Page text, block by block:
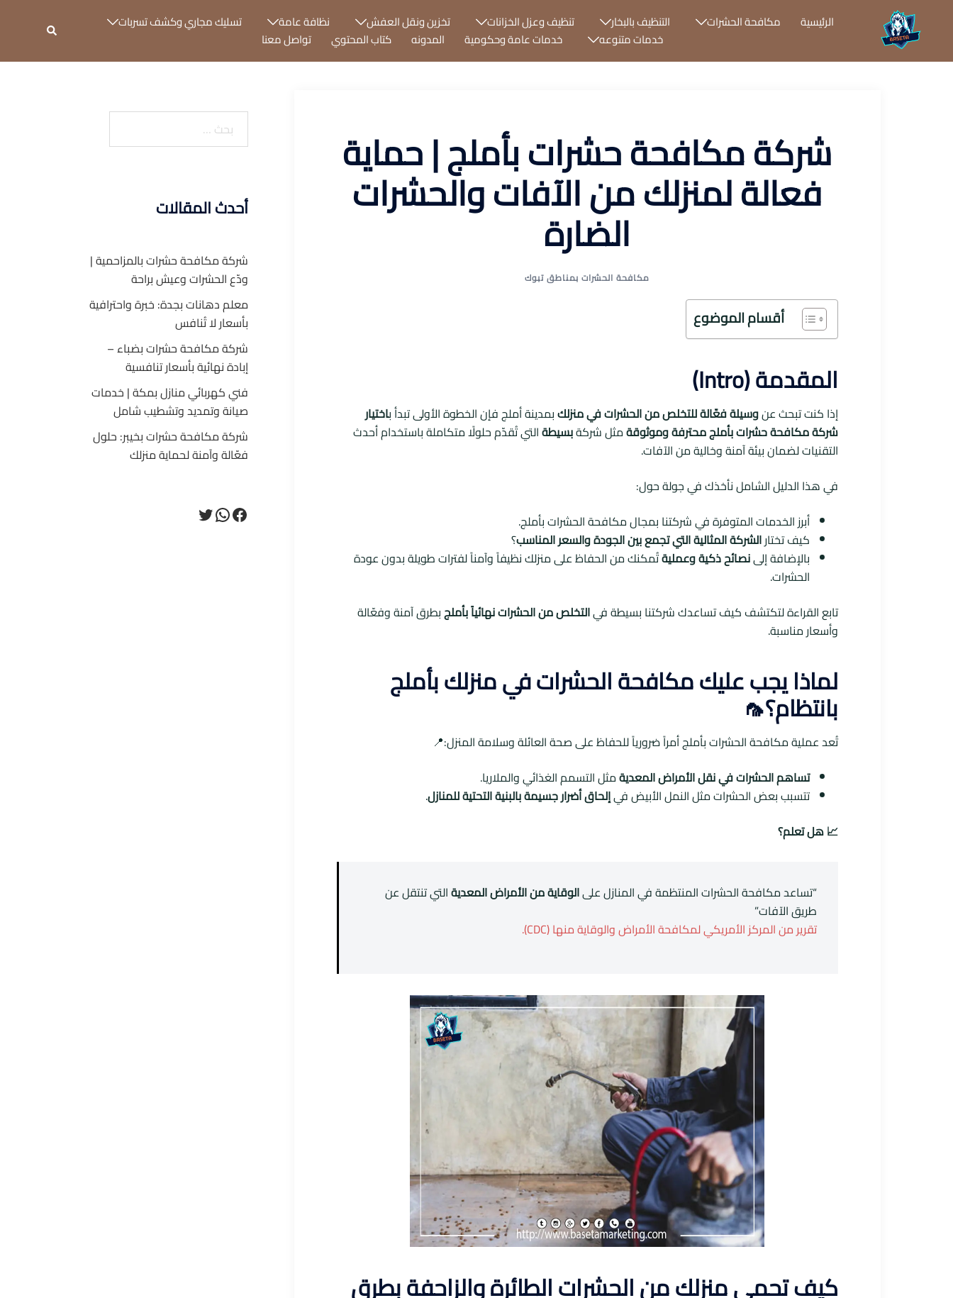
المحتوى
الرئيسية مكافحة الحشرات التنظيف بالبخار تنظيف وعزل الخزانات تخزين ونقل العفش نظافة عامة
تسليك مجاري وكشف تسربات
خدمات متنوعه
خدمات عامة وحكومية المدونه كتاب المحتوي تواصل معنا
بحث
شركة مكافحة حشرات بأملج | حماية
فعالة لمنزلك من الآفات والحشرات
الضارة
مكافحة الحشرات بمناطق تبوك
أقسام الموضوع
المقدمة (Intro)
إذا كنت تبحث عنوسيلة فعّالة للتخلص من الحشرات في منزلكبمدينة أملج فإن الخطوة الأولى تبدأ باختيار
شركة مكافحة حشرات بأملج محترفة وموثوقةمثل شركةبسيطةالتي تُقدّم حلولًا متكاملة باستخدام أحدث
التقنيات لضمان بيئة آمنة وخالية من الآفات.
في هذا الدليل الشامل نأخذك في جولة حول:
أبرز الخدمات المتوفرة في شركتنا بمجال مكافحة الحشرات بأملج.
كيف تختارالشركة المثالية التي تجمع بين الجودة والسعر المناسب؟
بالإضافة إلىنصائح ذكية وعمليةتُمكنك من الحفاظ على منزلك نظيفاً وآمناً لفترات طويلة بدون عودة
الحشرات.
تابع القراءة لتكتشف كيف تساعدك شركتنا بسيطة فيالتخلص من الحشرات نهائياً بأملجبطرق آمنة وفعّالة
وأسعار مناسبة.
لماذا يجب عليك مكافحة الحشرات في منزلك بأملج
بانتظام؟🦟
تُعد عملية مكافحة الحشرات بأملج أمراً ضرورياً للحفاظ على صحة العائلة وسلامة المنزل:📍
تساهم الحشرات في نقل الأمراض المعديةمثل التسمم الغذائي والملاريا.
تتسبب بعض الحشرات مثل النمل الأبيض فيإلحاق أضرار جسيمة بالبنية التحتية للمنازل.
📈 هل تعلم؟
“تساعد مكافحة الحشرات المنتظمة في المنازل علىالوقاية من الأمراض المعديةالتي تنتقل عن
طريق الآفات”
تقرير من المركز الأمريكي لمكافحة الأمراض والوقاية منها (CDC).
كيف تحمي منزلك من الحشرات الطائرة والزاحفة بطرق
عن:
أحدث المقالات
شركة مكافحة حشرات بالمزاحمية |
ودّع الحشرات وعيش براحة
معلم دهانات بجدة: خبرة واحترافية
بأسعار لا تُنافس
شركة مكافحة حشرات بضباء –
إبادة نهائية بأسعار تنافسية
فني كهربائي منازل بمكة | خدمات
صيانة وتمديد وتشطيب شامل
شركة مكافحة حشرات بخيبر: حلول
فعّالة وآمنة لحماية منزلك
فيسبوك
واتساب
تويتر